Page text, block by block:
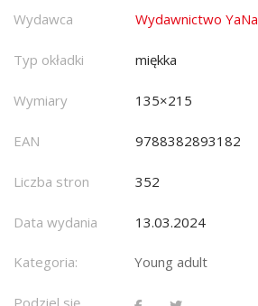
Wydawca Wydawnictwo YaNa
Typ okładki miękka
Wymiary 135×215
EAN 9788382893182
Liczba stron 352
Data wydania 13.03.2024
Kategoria: Young adult